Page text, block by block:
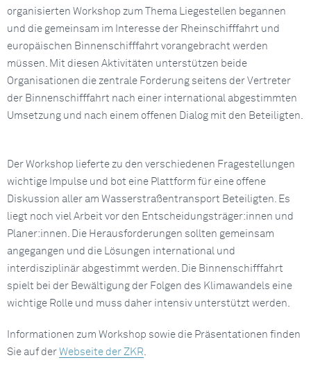
organisierten Workshop zum Thema Liegestellen begannen
und die gemeinsam im Interesse der Rheinschifffahrt und
europäischen Binnenschifffahrt vorangebracht werden
müssen. Mit diesen Aktivitäten unterstützen beide
Organisationen die zentrale Forderung seitens der Vertreter
der Binnenschifffahrt nach einer international abgestimmten
Umsetzung und nach einem offenen Dialog mit den Beteiligten.
Der Workshop lieferte zu den verschiedenen Fragestellungen
wichtige Impulse und bot eine Plattform für eine offene
Diskussion aller am Wasserstraßentransport Beteiligten. Es
liegt noch viel Arbeit vor den Entscheidungsträger:innen und
Planer:innen. Die Herausforderungen sollten gemeinsam
angegangen und die Lösungen international und
interdisziplinär abgestimmt werden. Die Binnenschifffahrt
spielt bei der Bewältigung der Folgen des Klimawandels eine
wichtige Rolle und muss daher intensiv unterstützt werden.
Informationen zum Workshop sowie die Präsentationen finden
Sie auf der Webseite der ZKR.